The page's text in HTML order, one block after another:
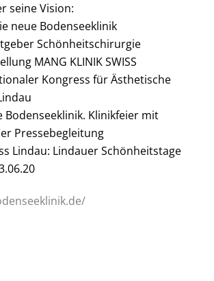
seine Vision:
neue Bodenseeklinik
Schönheitschirurgie
MANG KLINIK SWISS
Kongress für Ästhetische
Bodenseeklinik. Klinikfeier mit
Pressebegleitung
Lindau: Lindauer Schönheitstage